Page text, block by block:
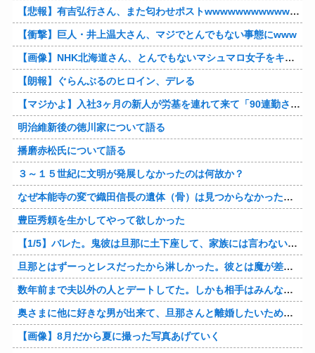
【悲報】有吉弘行さん、また匂わせポストwwwwwwwwwwwwwwww
【衝撃】巨人・井上温大さん、マジでとんでもない事態にwww
【画像】NHK北海道さん、とんでもないマシュマロ女子をキャスターに起用してしまうwwwwwwww
【朗報】ぐらんぶるのヒロイン、デレる
【マジかよ】入社3ヶ月の新人が労基を連れて来て「90連勤させられました」「労働基準法違反です」→俺「彼は30連休中ですが?」
明治維新後の徳川家について語る
播磨赤松氏について語る
３～１５世紀に文明が発展しなかったのは何故か？
なぜ本能寺の変で織田信長の遺体（骨）は見つからなかったのか
豊臣秀頼を生かしてやって欲しかった
【1/5】バレた。鬼彼は旦那に土下座して、家族には言わないで下さいって…。いつの間にか子供も出来ていたようで私はドン引きでした。→お前の旦那はお前にドン引きだよｗ
旦那とはずーっとレスだったから淋しかった。彼とは魔が差したというか恋に恋してしまって… 結婚してくれ！って言われたけど、それは彼が毎日色々したいだけ。やっと目が覚めた。
数年前まで夫以外の人とデートしてた。しかも相手はみんな夫の仕事関係の人。例えるなら夫はサッカーチームの管理栄養士、デート相手複数人は全員そのサッカーチーム選手みたいな。
奥さまに他に好きな男が出来て、旦那さんと離婚したいため旦那さんのＤＶをでっちあげて、まんまと周りを騙している話を聞いたのは、未来の鬼女たちだったｗ
【画像】8月だから夏に撮った写真あげていく